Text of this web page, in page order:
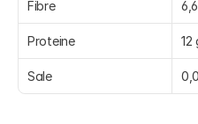
Fibre
Proteine 12
Sale